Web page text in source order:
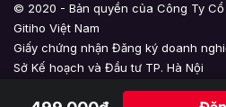
© 2020 - Bản quyền của Công Ty
Gitiho Việt Nam
Giấy chứng nhận Đăng ký doanh
Sở Kế hoạch và Đầu tư TP. Hà Nội
Giấy phép mạng xã hội số: 588, cấp